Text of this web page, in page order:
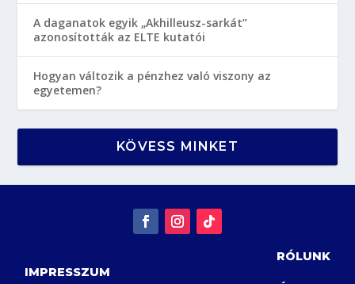
A daganatok egyik „Akhilleusz-sarkát”
azonosították az ELTE kutatói
Hogyan változik a pénzhez való viszony az
egyetemen?
KÖVESS MINKET
RÓLUNK
IMPRESSZUM